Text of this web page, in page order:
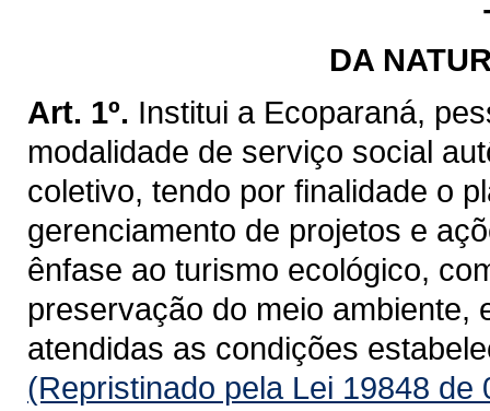
DA
Art. 1º. Institui a Ecoparaná,
modalidade de serviço social
coletivo, tendo por finalidade o
gerenciamento de projetos e
ênfase ao turismo ecológico,
preservação do meio ambiente,
atendidas as condições
(Repristinado pela Lei 19848 de